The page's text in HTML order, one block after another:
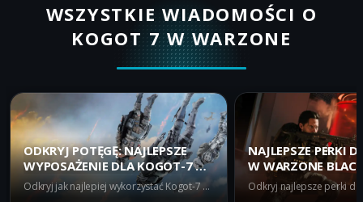
WSZYSTKIE WIADOMOŚCI O
KOGOT 7 W WARZONE
ODKRYJ POTĘGĘ: NAJLEPSZE
WYPOSAŻENIE DLA KOGOT-7 W
WARZONE BLACK OPS ROYALE Odkryj jak najlepiej wykorzystać Kogot-7 w Warzone Black Ops Royale! Poznaj idealne wyposażenie jak Hak Chwytakowy i Granat Przylepny, aby dominować na krótkich dystansach.
NAJLEPSZE PERKI
W WARZONE
ROYALE